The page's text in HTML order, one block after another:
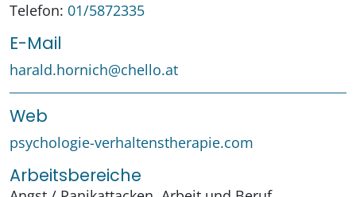
Telefon: 01/5872335
E-Mail
harald.hornich@chello.at
Web
psychologie-verhaltenstherapie.com
Arbeitsbereiche